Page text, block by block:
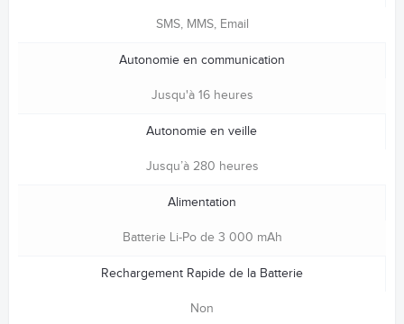
SMS, MMS, Email
Autonomie en communication
Jusqu'à 16 heures
Autonomie en veille
Jusqu’à 280 heures
Alimentation
Batterie Li-Po de 3 000 mAh
Rechargement Rapide de la Batterie
Non